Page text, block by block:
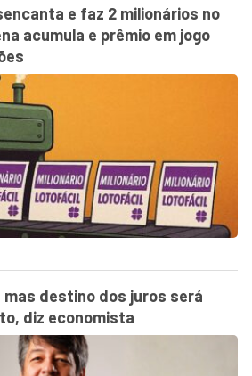
e faz 2 milionários no
acumula e prêmio em jogo
mas destino dos juros será
diz economista